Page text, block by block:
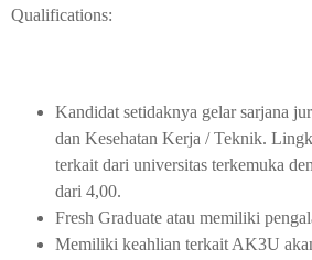
Qualifications:
Kandidat setidaknya gelar sarjana
dan Kesehatan Kerja / Teknik.
terkait dari universitas terkemuka
dari 4,00.
Fresh Graduate atau memiliki
Memiliki keahlian terkait AK3U